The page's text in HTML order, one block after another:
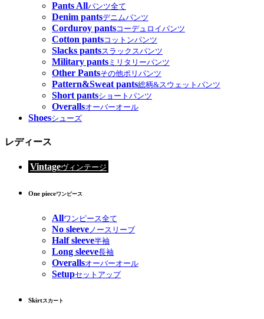
Pants Allパンツ全て
Denim pantsデニムパンツ
Corduroy pantsコーデュロイパンツ
Cotton pantsコットンパンツ
Slacks pantsスラックスパンツ
Military pants ミリタリーパンツ
Other Pantsその他ポリパンツ
Pattern&Sweat pants総柄&スウェットパンツ
Short pantsショートパンツ
Overallsオーバーオール
Shoesシューズ
レディース
Vintageヴィンテージ
One pieceワンピース
Allワンピース全て
No sleeve ノースリーブ
Half sleeve半袖
Long sleeve長袖
Overallsオーバーオール
Setupセットアップ
Skirtスカート